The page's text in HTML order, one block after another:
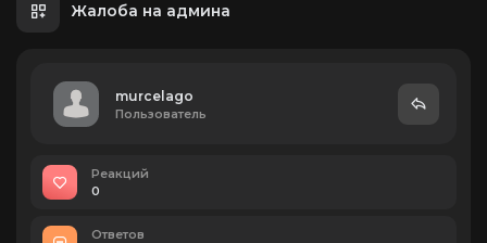
Жалоба на админа
murcelago
Пользователь
Реакций
0
Ответов